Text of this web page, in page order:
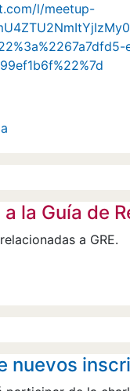
l/meetup-
la Guía de
a GRE.
nuevos